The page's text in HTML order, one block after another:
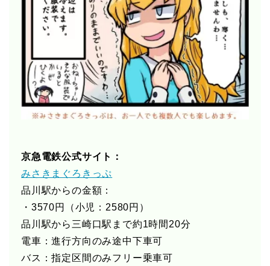
京急電鉄公式サイト：
みさきまぐろきっぷ
品川駅からの金額：
・3570円（小児：2580円）
品川駅から三崎口駅まで約1時間20分
電車：進行方向のみ途中下車可
バス：指定区間のみフリー乗車可